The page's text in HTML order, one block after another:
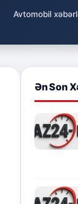
Avtomobil
Ən Son